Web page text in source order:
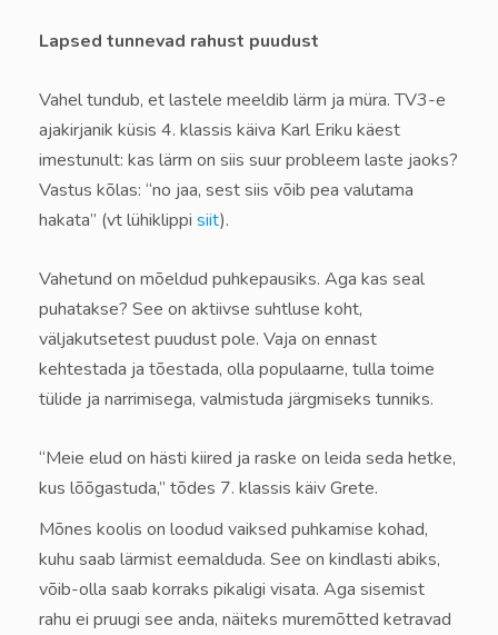
Lapsed tunnevad rahust puudust
Vahel tundub, et lastele meeldib lärm ja müra. TV3-e
ajakirjanik küsis 4. klassis käiva Karl Eriku käest
imestunult: kas lärm on siis suur probleem laste jaoks?
Vastus kõlas: “no jaa, sest siis võib pea valutama
hakata” (vt lühiklippi siit).
Vahetund on mõeldud puhkepausiks. Aga kas seal
puhatakse? See on aktiivse suhtluse koht,
väljakutsetest puudust pole. Vaja on ennast
kehtestada ja tõestada, olla populaarne, tulla toime
tülide ja narrimisega, valmistuda järgmiseks tunniks.
“Meie elud on hästi kiired ja raske on leida seda hetke,
kus lõõgastuda,” tõdes 7. klassis käiv Grete.
Mõnes koolis on loodud vaiksed puhkamise kohad,
kuhu saab lärmist eemalduda. See on kindlasti abiks,
võib-olla saab korraks pikaligi visata. Aga sisemist
rahu ei pruugi see anda, näiteks muremõtted ketravad